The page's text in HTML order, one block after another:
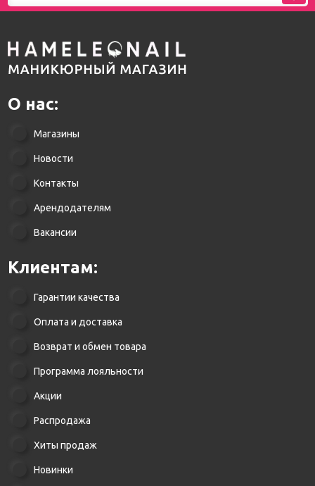
О нас:
Магазины
Новости
Контакты
Арендодателям
Вакансии
Клиентам:
Гарантии качества
Оплата и доставка
Возврат и обмен товара
Программа лояльности
Акции
Распродажа
Хиты продаж
Новинки